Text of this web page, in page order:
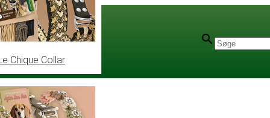
Chique Collar